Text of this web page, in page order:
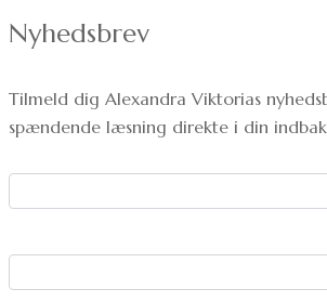
Nyhedsbrev
Tilmeld dig Alexandra Viktorias
spændende læsning direkte i din